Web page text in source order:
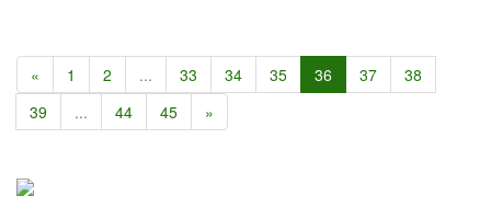
« 1 2 ... 33 34 35 36 37
38
39
... 44 45 »